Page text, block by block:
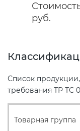
руб.
Список
требования ТР ТС
Товарная группа
Сертификация
Остальное
БАДы